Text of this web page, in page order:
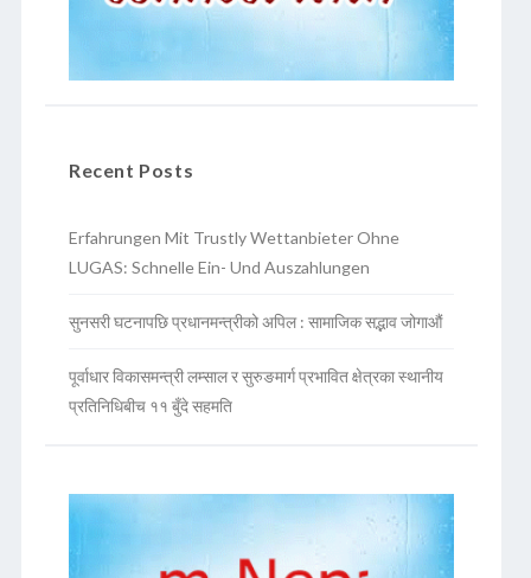
Recent Posts
Erfahrungen Mit Trustly Wettanbieter Ohne
LUGAS: Schnelle Ein- Und Auszahlungen
सुनसरी घटनापछि प्रधानमन्त्रीको अपिल : सामाजिक सद्भाव जोगाऔं
पूर्वाधार विकासमन्त्री लम्साल र सुरुङमार्ग प्रभावित क्षेत्रका स्थानीय
प्रतिनिधिबीच ११ बुँदे सहमति